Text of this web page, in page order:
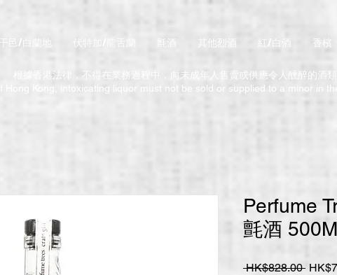
干邑/白蘭地 伏特加/龍舌蘭 氈酒 其他烈酒 紅/白酒 香檳
根據香港法律，不得在業務過程中，向未成年人售賣或供應令人醺醉的酒
Hong Kong, intoxicating liquor must not be sold or supplied to a minor in
Perfume
氈酒
HK$828.00 一